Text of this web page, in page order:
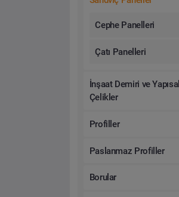
Cephe Panelleri
Çatı Panelleri
İnşaat Demiri ve Yapısal
Çelikler
Profiller
Paslanmaz Profiller
Borular